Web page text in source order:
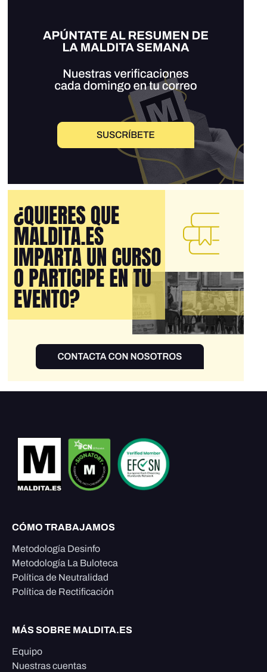
CÓMO TRABAJAMOS
Metodología Desinfo
Metodología La Buloteca
Política de Neutralidad
Política de Rectificación
MÁS SOBRE MALDITA.ES
Equipo
Nuestras cuentas